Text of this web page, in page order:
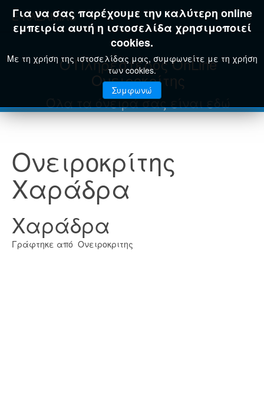
E-KAZAMIAS
Για να σας παρέχουμε την καλύτερη online
εμπειρία αυτή η ιστοσελίδα χρησιμοποιεί
cookies.
Με τη χρήση της ιστοσελίδας μας, συμφωνείτε με τη χρήση
των cookies.
Συμφωνώ
Ο Πληρέστερος OnLine
Ονειροκρίτης
Όλα τα όνειρά σας είναι εδώ
Ονειροκρίτης
Χαράδρα
Χαράδρα
Γράφτηκε από Ονειροκριτης